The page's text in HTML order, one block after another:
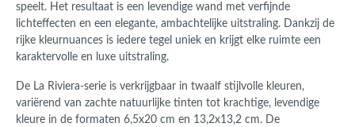
speelt. Het resultaat is een levendige wand met verfijnde
lichteffecten en een elegante, ambachtelijke uitstraling. Dankzij de
rijke kleurnuances is iedere tegel uniek en krijgt elke ruimte een
karaktervolle en luxe uitstraling.
De La Riviera-serie is verkrijgbaar in twaalf stijlvolle kleuren,
variërend van zachte natuurlijke tinten tot krachtige, levendige
kleure in de formaten 6,5x20 cm en 13,2x13,2 cm. De